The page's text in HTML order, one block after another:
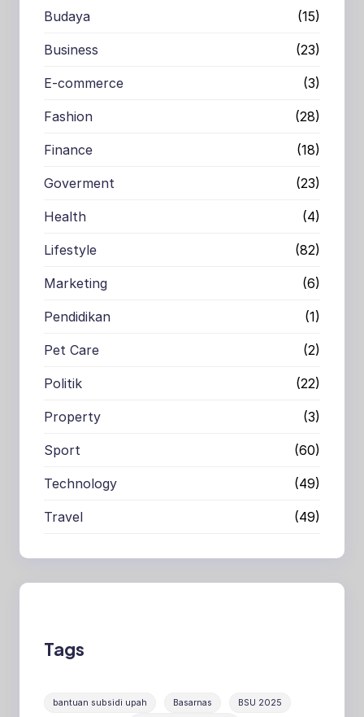
Budaya (15)
Business (23)
E-commerce (3)
Fashion (28)
Finance (18)
Goverment (23)
Health (4)
Lifestyle (82)
Marketing (6)
Pendidikan (1)
Pet Care (2)
Politik (22)
Property (3)
Sport (60)
Technology (49)
Travel (49)
Tags
bantuan subsidi upah Basarnas BSU 2025